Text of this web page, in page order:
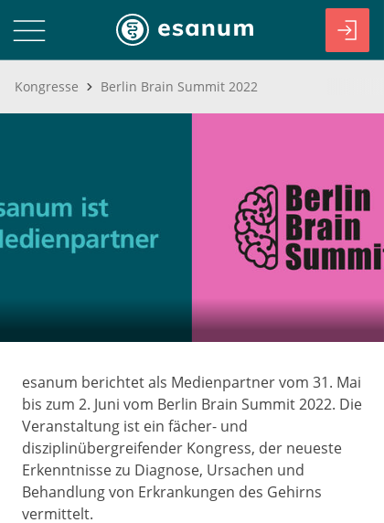
Kongresse Berlin Brain Summit 2022
esanum berichtet als Medienpartner vom 31. Mai
bis zum 2. Juni vom Berlin Brain Summit 2022. Die
Veranstaltung ist ein fächer- und
disziplinübergreifender Kongress, der neueste
Erkenntnisse zu Diagnose, Ursachen und
Behandlung von Erkrankungen des Gehirns
vermittelt.